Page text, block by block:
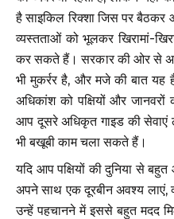
है साइकिल रिक्शा जिस पर बैठकर
व्यस्तताओं को भूलकर खिरामां-
कर सकते हैं। सरकार की ओर से
भी मुकर्रर है, और मजे की बात
अधिकांश को पक्षियों और जानवरों
आप दूसरे अधिकृत गाइड की
भी बखूबी काम चला सकते हैं।
यदि आप पक्षियों की दुनिया से
अपने साथ एक दूरबीन अवश्य लाएं,
उन्हें पहचानने में इससे बहुत मदद